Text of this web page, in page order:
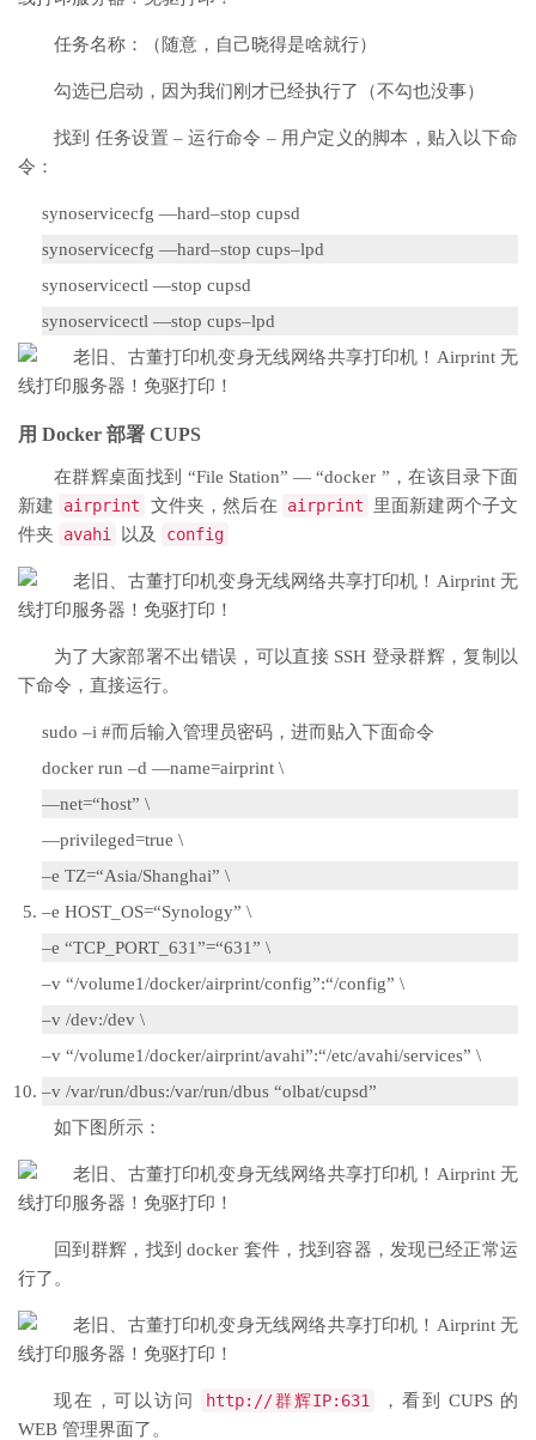
任务名称：（随意，自己晓得是啥就行）
勾选已启动，因为我们刚才已经执行了（不勾也没事）
找到 任务设置 – 运行命令 – 用户定义的脚本，贴入以下命
令：
synoservicecfg —hard–stop cupsd
synoservicecfg —hard–stop cups–lpd
synoservicectl —stop cupsd
synoservicectl —stop cups–lpd
用 Docker 部署 CUPS
在群辉桌面找到 “File Station” — “docker ”，在该目录下面
新建
airprint 文件夹，然后在 airprint
里面新建两个子文
件夹
avahi 以及 config
为了大家部署不出错误，可以直接 SSH 登录群辉，复制以
下命令，直接运行。
sudo –i #而后输入管理员密码，进而贴入下面命令
docker run –d —name=airprint \
—net=“host” \
—privileged=true \
–e TZ=“Asia/Shanghai” \
–e HOST_OS=“Synology” \
–e “TCP_PORT_631”=“631” \
–v “/volume1/docker/airprint/config”:“/config” \
–v /dev:/dev \
–v “/volume1/docker/airprint/avahi”:“/etc/avahi/services” \
–v /var/run/dbus:/var/run/dbus “olbat/cupsd”
如下图所示：
回到群辉，找到 docker 套件，找到容器，发现已经正常运
行了。
现在，可以访问 http: //群辉IP:631
，看到 CUPS 的
WEB 管理界面了。